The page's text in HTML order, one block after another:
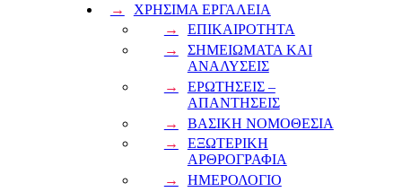
ΧΡΗΣΙΜΑ ΕΡΓΑΛΕΙΑ
ΕΠΙΚΑΙΡΟΤΗΤΑ
ΣΗΜΕΙΩΜΑΤΑ ΚΑΙ
ΑΝΑΛΥΣΕΙΣ
ΕΡΩΤΗΣΕΙΣ –
ΑΠΑΝΤΗΣΕΙΣ
ΒΑΣΙΚΗ ΝΟΜΟΘΕΣΙΑ
ΕΞΩΤΕΡΙΚΗ
ΑΡΘΡΟΓΡΑΦΙΑ
ΗΜΕΡΟΛΟΓΙΟ